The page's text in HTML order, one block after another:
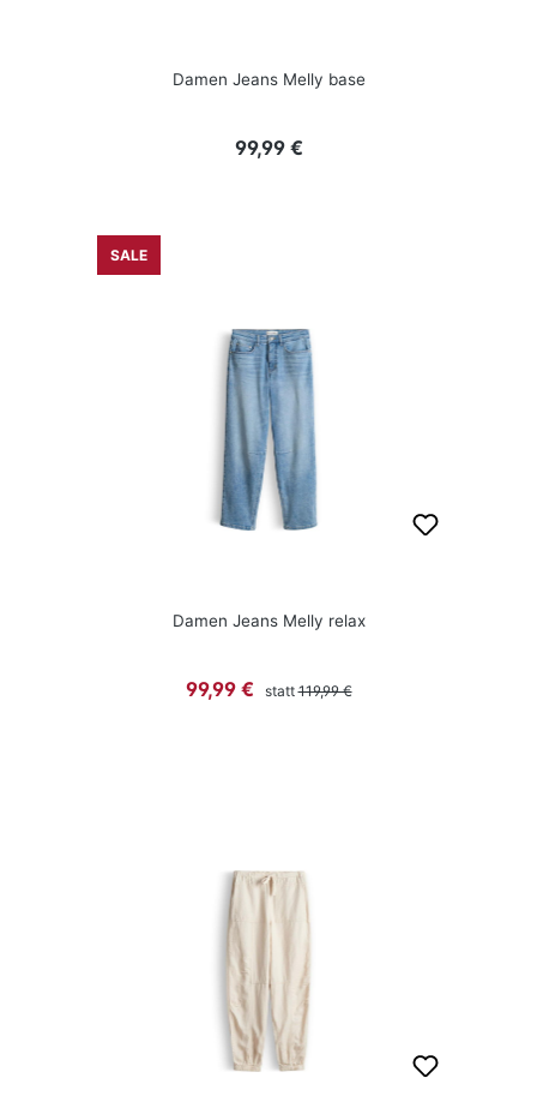
Damen Jeans Melly base
Regulärer Preis:
99,99 €
SALE
Damen Jeans Melly relax
Verkaufspreis:
99,99 € stattRegulärer Preis:
119,99 €